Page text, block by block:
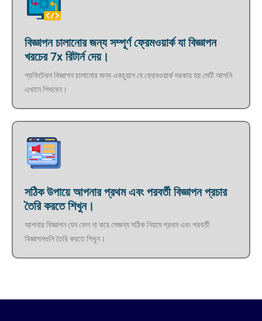
বিজ্ঞাপন চালানোর জন্য সম্পূর্ণ ফ্রেমওয়ার্ক যা বিজ্ঞাপন
খরচের 7x রিটার্ন দেয়।
প্রফিটেবল বিজ্ঞাপন চালানোর জন্য একচুয়াল যে ফ্রেমওয়ার্ক দরকার হয় সেটি আপনি
এখানে শিখবেন।
সঠিক উপায়ে আপনার প্রথম এবং পরবর্তী বিজ্ঞাপন প্রচার
তৈরি করতে শিখুন।
আপনার বিজ্ঞাপন যেন ফেল না করে সেজন্য সঠিক নিয়মে প্রথম এবং পরবর্তী
বিজ্ঞাপনগুলি তৈরি করতে শিখুন।